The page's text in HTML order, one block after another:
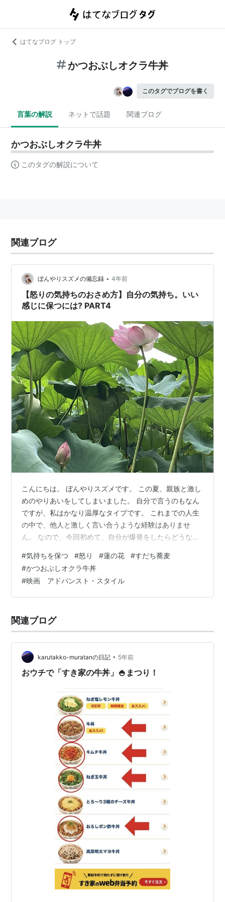
はてなブログ トップ
かつおぶしオクラ牛丼
このタグでブログを書く
言葉の解説 ネットで話題 関連ブログ
かつおぶしオクラ牛丼
このタグの解説について
関連ブログ
ぼんやりスズメの備忘録 • 4年前
【怒りの気持ちのおさめ方】自分の気持ち。いい
感じに保つには? PART4
こんにちは。 ぼんやりスズメです。 この夏、親族と激し
めのやりあいをしてしまいました。 自分で言うのもなん
ですが、私はかなり温厚なタイプです。 これまでの人生
の中で、他人と激しく言い合うような経験はありませ
ん。 なので、今回初めて、自分が爆発をしたらどうなる
化しきれなかった憤怒のパワーって、自分の体の内部に
向かうものなんですねぇ。 胃痛、吐き気、不眠。血圧の
上昇・・・・。 「って・・・どれだけ凄いことがあった
のよ?」 ここまで書き連ねておきながら、詳しく書けずに
させていただきます・・・。…
#気持ちを保つ #怒り #蓮の花 #すだち蕎麦
#かつおぶしオクラ牛丼
#映画 アドバンスト・スタイル
関連ブログ
karutakko-muratanの日記 • 5年前
おウチで「すき家の牛丼」🍚まつり！